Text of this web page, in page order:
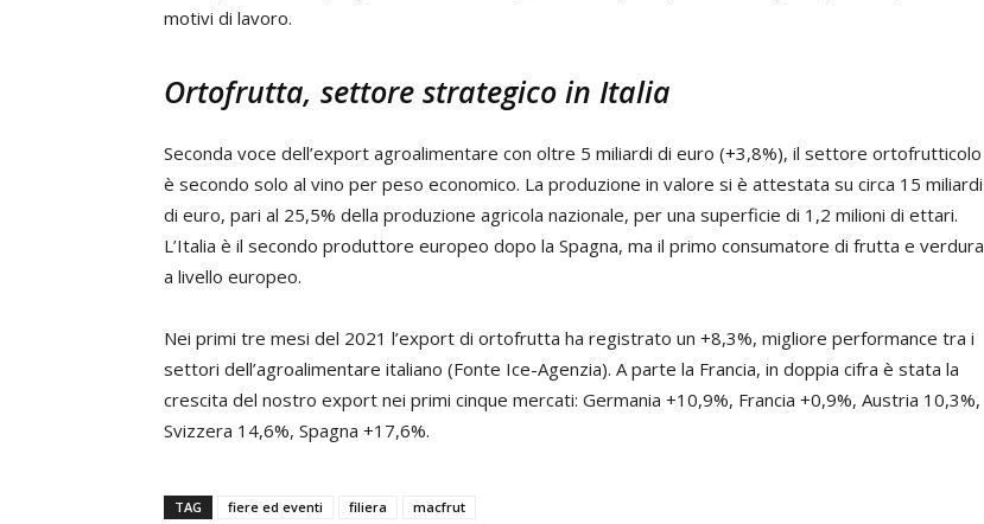
motivi di lavoro.
Ortofrutta, settore strategico in Italia
Seconda voce dell’export agroalimentare con oltre 5 miliardi di euro (+3,8%), il settore ortofrutticolo
è secondo solo al vino per peso economico. La produzione in valore si è attestata su circa 15 miliardi
di euro, pari al 25,5% della produzione agricola nazionale, per una superficie di 1,2 milioni di ettari.
L’Italia è il secondo produttore europeo dopo la Spagna, ma il primo consumatore di frutta e verdura
a livello europeo.
Nei primi tre mesi del 2021 l’export di ortofrutta ha registrato un +8,3%, migliore performance tra i
settori dell’agroalimentare italiano (Fonte Ice-Agenzia). A parte la Francia, in doppia cifra è stata la
crescita del nostro export nei primi cinque mercati: Germania +10,9%, Francia +0,9%, Austria 10,3%,
Svizzera 14,6%, Spagna +17,6%.
TAG fiere ed eventi filiera macfrut